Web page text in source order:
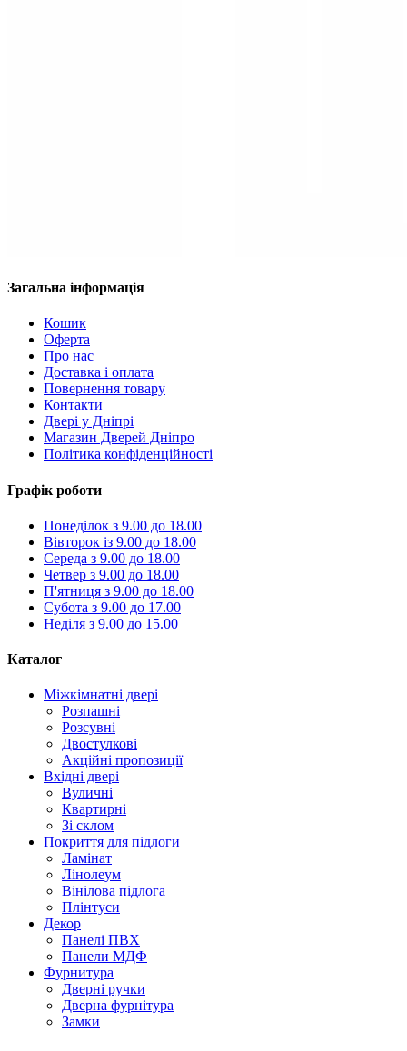
Загальна інформація
Кошик
Оферта
Про нас
Доставка і оплата
Повернення товару
Контакти
Двері у Дніпрі
Магазин Дверей Дніпро
Політика конфіденційності
Графік роботи
Понеділок з 9.00 до 18.00
Вівторок із 9.00 до 18.00
Середа з 9.00 до 18.00
Четвер з 9.00 до 18.00
П'ятниця з 9.00 до 18.00
Субота з 9.00 до 17.00
Неділя з 9.00 до 15.00
Каталог
Міжкімнатні двері
Розпашні
Розсувні
Двостулкові
Акційні пропозиції
Вхідні двері
Вуличні
Квартирні
Зі склом
Покриття для підлоги
Ламінат
Лінолеум
Вінілова підлога
Плінтуси
Декор
Панелі ПВХ
Панели МДФ
Фурнитура
Дверні ручки
Дверна фурнітура
Замки